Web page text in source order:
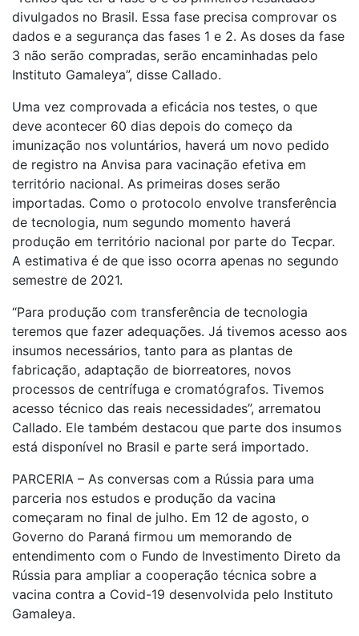
divulgados no Brasil. Essa fase precisa comprovar os
dados e a segurança das fases 1 e 2. As doses da fase
3 não serão compradas, serão encaminhadas pelo
Instituto Gamaleya”, disse Callado.
Uma vez comprovada a eficácia nos testes, o que
deve acontecer 60 dias depois do começo da
imunização nos voluntários, haverá um novo pedido
de registro na Anvisa para vacinação efetiva em
território nacional. As primeiras doses serão
importadas. Como o protocolo envolve transferência
de tecnologia, num segundo momento haverá
produção em território nacional por parte do Tecpar.
A estimativa é de que isso ocorra apenas no segundo
semestre de 2021.
“Para produção com transferência de tecnologia
teremos que fazer adequações. Já tivemos acesso aos
insumos necessários, tanto para as plantas de
fabricação, adaptação de biorreatores, novos
processos de centrífuga e cromatógrafos. Tivemos
acesso técnico das reais necessidades”, arrematou
Callado. Ele também destacou que parte dos insumos
está disponível no Brasil e parte será importado.
PARCERIA – As conversas com a Rússia para uma
parceria nos estudos e produção da vacina
começaram no final de julho. Em 12 de agosto, o
Governo do Paraná firmou um memorando de
entendimento com o Fundo de Investimento Direto da
Rússia para ampliar a cooperação técnica sobre a
vacina contra a Covid-19 desenvolvida pelo Instituto
Gamaleya.